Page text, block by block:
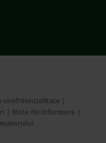
confidențialitate
Note de informare